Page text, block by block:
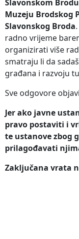
Slavonskom Brodu
Muzeju Brodskog
Slavonskog Broda
radno vrijeme
organizirati više
smatraju li da
građana i razvoju
Sve odgovore
Jer ako javne
pravo postaviti i
te ustanove zbog
prilagođavati
Zaključana vrata